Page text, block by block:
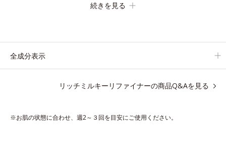
届けると、くもりのないクリアな肌に。
るだけで、ごわつきのない、みずみずしいやわ肌を実現します。
* 糖化する前の古くなった角層をふき取り、やわらかい肌を保つ
続きを見る
全成分表示
リッチミルキーリファイナーの商品Q&Aを見る
※お肌の状態に合わせ、週2～３回を目安にご使用ください。